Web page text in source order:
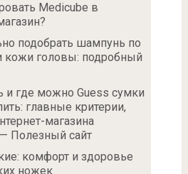
Medicube в
подобрать шампунь по
кожи головы: подробный
и где можно Guess сумки
главные критерии,
магазина
Полезный сайт
комфорт и здоровье
ножек